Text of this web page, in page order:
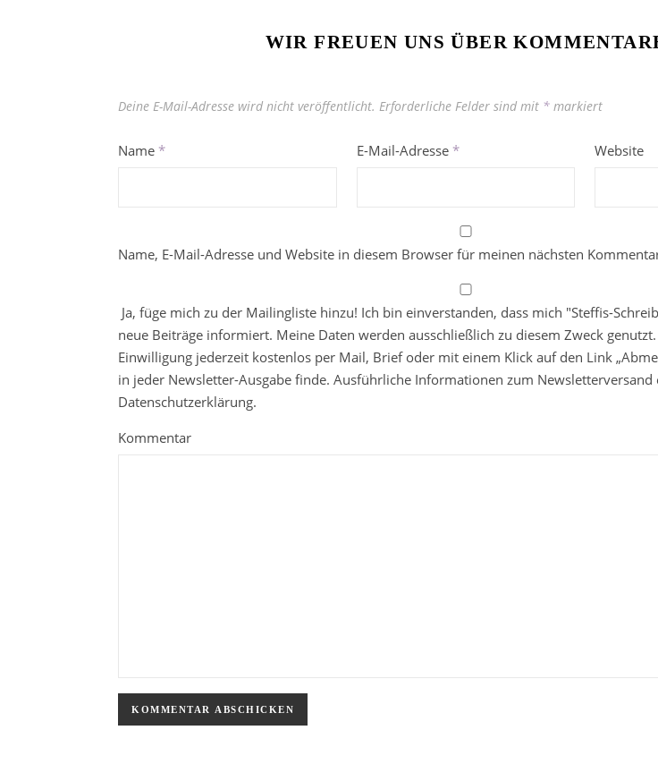
WIR FREUEN UNS ÜBER
Deine E-Mail-Adresse wird nicht veröffentlicht. Erforderliche Felder sind mit * markiert
Name * E-Mail-Adresse * Website
Name, E-Mail-Adresse und Website in diesem Browser für meinen nächsten
Ja, füge mich zu der Mailingliste hinzu! Ich bin einverstanden, dass mich "Steffis-
neue Beiträge informiert. Meine Daten werden ausschließlich zu diesem Zweck
Einwilligung jederzeit kostenlos per Mail, Brief oder mit einem Klick auf den Link
in jeder Newsletter-Ausgabe finde. Ausführliche Informationen zum
Datenschutzerklärung.
Kommentar